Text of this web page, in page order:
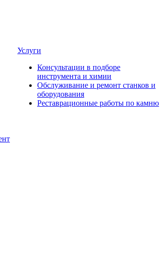
Услуги
Консультации в подборе
инструмента и химии
Обслуживание и ремонт станков и
оборудования
Реставрационные работы по камню